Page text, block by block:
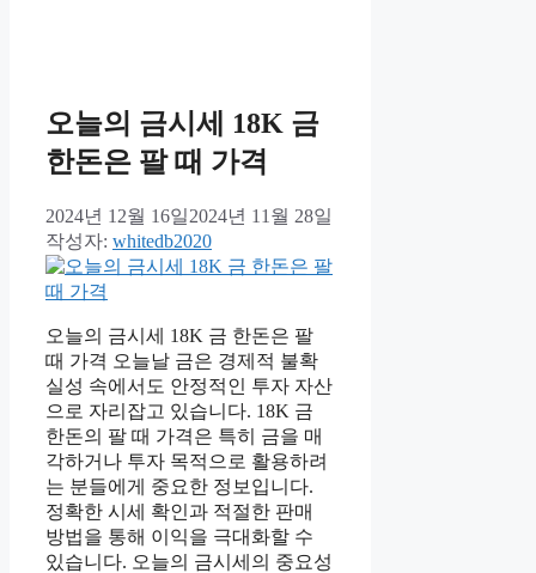
오늘의 금시세 18K 금
한돈은 팔 때 가격
2024년 12월 16일2024년 11월 28일
작성자: whitedb2020
오늘의 금시세 18K 금 한돈은 팔
때 가격 오늘날 금은 경제적 불확
실성 속에서도 안정적인 투자 자산
으로 자리잡고 있습니다. 18K 금
한돈의 팔 때 가격은 특히 금을 매
각하거나 투자 목적으로 활용하려
는 분들에게 중요한 정보입니다.
정확한 시세 확인과 적절한 판매
방법을 통해 이익을 극대화할 수
있습니다. 오늘의 금시세의 중요성